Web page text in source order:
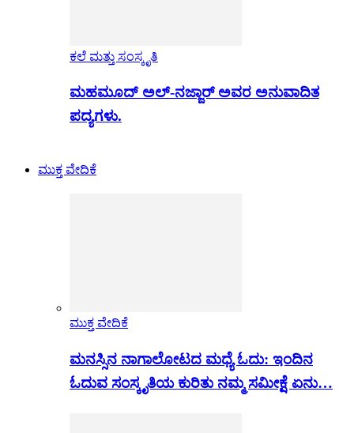
ಕಲೆ ಮತ್ತು ಸಂಸ್ಕೃತಿ
ಮಹಮೂದ್ ಅಲ್-ನಜ್ಜಾರ್ ಅವರ ಅನುವಾದಿತ
ಪದ್ಯಗಳು.
ಮುಕ್ತ ವೇದಿಕೆ
ಮುಕ್ತ ವೇದಿಕೆ
ಮನಸ್ಸಿನ ನಾಗಾಲೋಟದ ಮಧ್ಯೆ ಓದು: ಇಂದಿನ
ಓದುವ ಸಂಸ್ಕೃತಿಯ ಕುರಿತು ನಮ್ಮ ಸಮೀಕ್ಷೆ ಏನು…